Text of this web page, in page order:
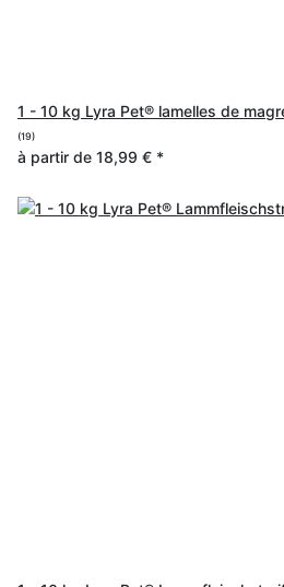
1 - 10 kg Lyra Pet® lamelles de
(19)
à partir de 18,99 € *